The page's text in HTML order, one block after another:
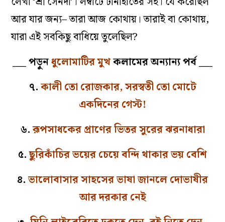
আর যার জন্য– তারা আজ কোথায়। তারাই বা কোথায়,
যারা এই সবকিছু বাধিয়ে তুলেছিল?
___ পড়ুনধুলোমাটির মুখকলামের অন্যান্য পর্ব ___
৭.কালী তো রোজকার, সরস্বতী তো মোটে
একদিনের গেস্ট!
৬.রূপসাধকের প্রাণের ভিতর সুরের ঝরনাধারা
৫.ছুরিকাঁচির ভয়ের চেয়ে বন্দি থাকার ভয় বেশি
৪.ভালোবাসার সাহসের ভাষা জানলে দোভাষীর
আর দরকার নেই